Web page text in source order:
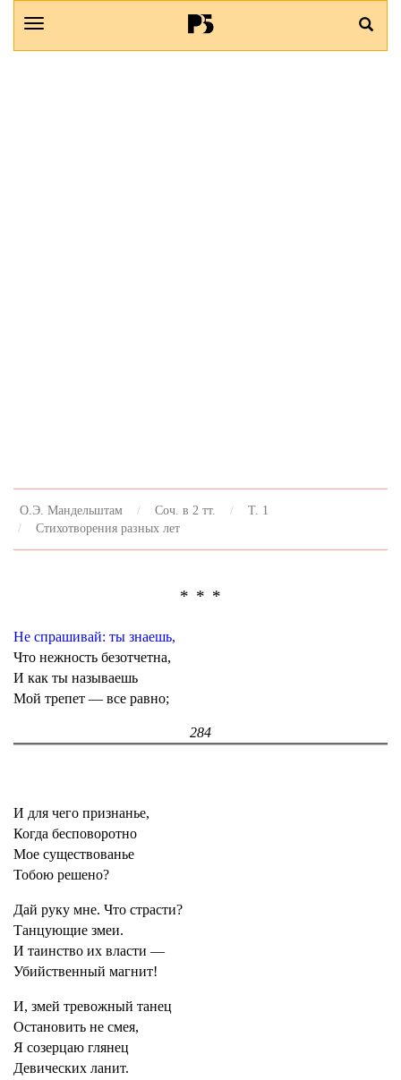
О.Э. Мандельштам Соч. в 2 тт.
Т. 1
Стихотворения разных лет
* * *
Не спрашивай: ты знаешь,
Что нежность безотчетна,
И как ты называешь
Мой трепет — все равно;
284
И для чего признанье,
Когда бесповоротно
Мое существованье
Тобою решено?
Дай руку мне. Что страсти?
Танцующие змеи.
И таинство их власти —
Убийственный магнит!
И, змей тревожный танец
Остановить не смея,
Я созерцаю глянец
Девических ланит.